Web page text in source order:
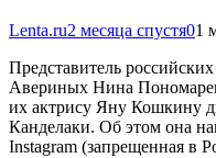
Lenta.ru2 месяца спустя01
Представитель
Авериных Нина
их актрису Яну Кошкину
Канделаки. Об этом она
Instagram (запрещенная в